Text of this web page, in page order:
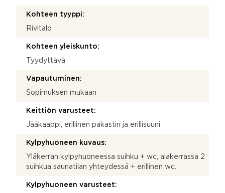
Kohteen tyyppi:
Rivitalo
Kohteen yleiskunto:
Tyydyttävä
Vapautuminen:
Sopimuksen mukaan
Keittiön varusteet:
Jääkaappi, erillinen pakastin ja erillisuuni
Kylpyhuoneen kuvaus:
Yläkerran kylpyhuoneessa suihku + wc, alakerrassa 2
suihkua saunatilan yhteydessä + erillinen wc.
Kylpyhuoneen varusteet: